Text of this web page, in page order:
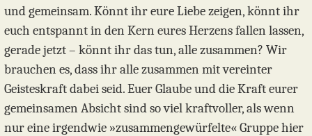
und gemeinsam. Könnt ihr eure Liebe zeigen, könnt ihr
euch entspannt in den Kern eures Herzens fallen lassen,
gerade jetzt – könnt ihr das tun, alle zusammen? Wir
brauchen es, dass ihr alle zusammen mit vereinter
Geisteskraft dabei seid. Euer Glaube und die Kraft eurer
gemeinsamen Absicht sind so viel kraftvoller, als wenn
nur eine irgendwie »zusammengewürfelte« Gruppe hier